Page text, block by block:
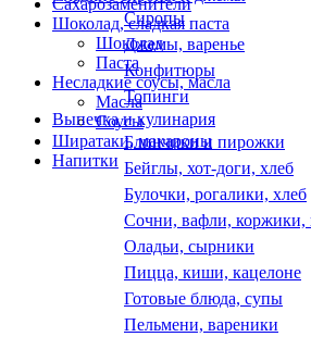
Сахарозаменители
Шоколад, сладкая паста
Шоколад
Паста
Несладкие соусы, масла
Масла
Соусы
Ширатаки, макароны
Напитки
Сиропы
Джемы, варенье
Конфитюры
Топинги
Выпечка и кулинария
Блинчики и пирожки
Бейглы, хот-доги, хлеб
Булочки, рогалики, хлеб
Сочни, вафли, коржики,
Оладьи, сырники
Пицца, киши, кацелоне
Готовые блюда, супы
Пельмени, вареники